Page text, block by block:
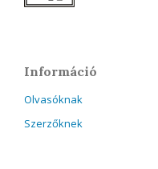
Információ
Olvasóknak
Szerzőknek